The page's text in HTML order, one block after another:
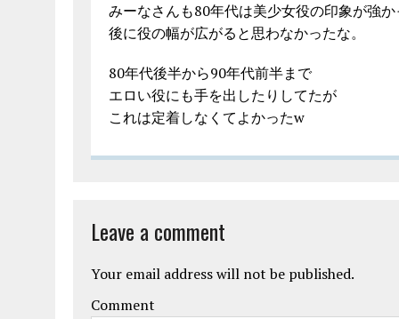
みーなさんも80年代は美少女役の印象が強
後に役の幅が広がると思わなかったな。
80年代後半から90年代前半まで
エロい役にも手を出したりしてたが
これは定着しなくてよかったw
Leave a comment
Your email address will not be published.
Comment